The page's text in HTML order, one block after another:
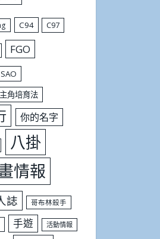
C94 C97
FGO
SAO
角培育法
你的名字
八掛
情報
誌 哥布林殺手
手遊 活動情報